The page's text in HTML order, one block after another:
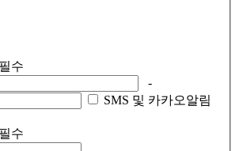
-
SMS 및 카카오알림